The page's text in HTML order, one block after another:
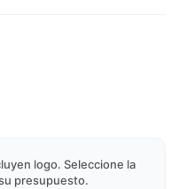
logo. Seleccione la
presupuesto.